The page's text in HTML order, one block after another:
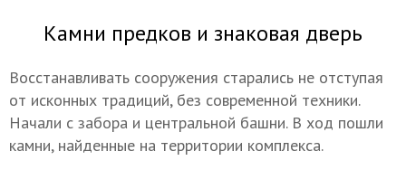
Камни предков и знаковая дверь
Восстанавливать сооружения старались не отступая
от исконных традиций, без современной техники.
Начали с забора и центральной башни. В ход пошли
камни, найденные на территории комплекса.